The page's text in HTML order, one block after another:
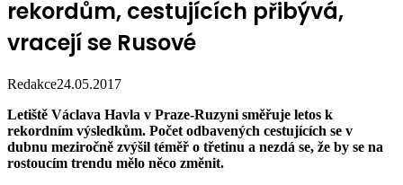
rekordům, cestujících přibývá,
vracejí se Rusové
Redakce24.05.2017
Letiště Václava Havla v Praze-Ruzyni směřuje letos k
rekordním výsledkům. Počet odbavených cestujících se v
dubnu meziročně zvýšil téměř o třetinu a nezdá se, že by se na
rostoucím trendu mělo něco změnit.